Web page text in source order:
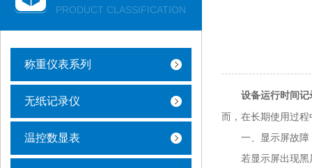
PRODUCT CLASSIFICATION
称重仪表系列
无纸记录仪
温控数显表
设备运行时间记
而，在长期使用过
一、显示屏故障
若显示屏出现黑屏